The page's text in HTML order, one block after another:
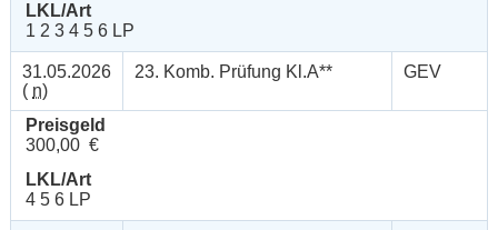
LKL/Art
1 2 3 4 5 6 LP
31.05.2026
( n)
23. Komb. Prüfung Kl.A** GEV
Preisgeld
300,00 €
LKL/Art
4 5 6 LP